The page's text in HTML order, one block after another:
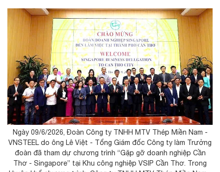
Ngày 09/6/2026, Đoàn Công ty TNHH MTV Thép Miền Nam -
VNSTEEL do ông Lê Việt - Tổng Giám đốc Công ty làm Trưởng
đoàn đã tham dự chương trình “Gặp gỡ doanh nghiệp Cần
Thơ - Singapore” tại Khu công nghiệp VSIP Cần Thơ. Trong